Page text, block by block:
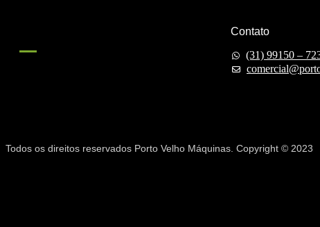
Contato
(31) 99150 –
Todos os direitos reservados Porto Velho Máquinas. Copyright © 2023